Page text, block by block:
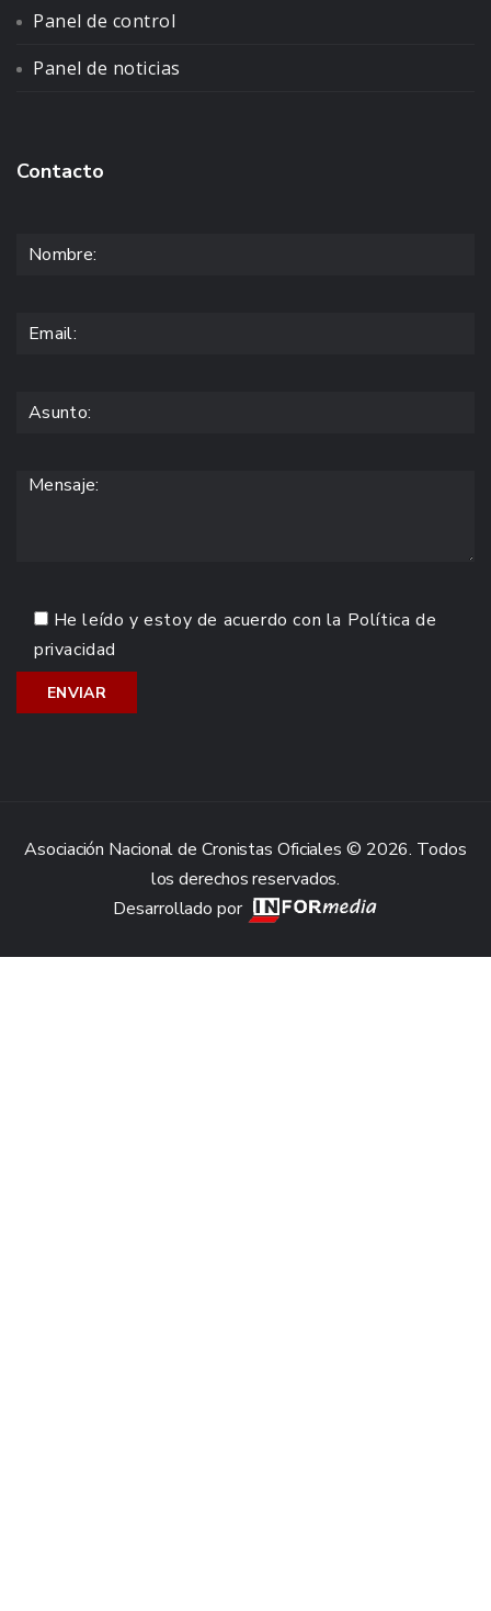
Panel de control
Panel de noticias
Contacto
He leído y estoy de acuerdo con la Política de
privacidad
Asociación Nacional de Cronistas Oficiales © 2026. Todos
los derechos reservados.
Desarrollado por